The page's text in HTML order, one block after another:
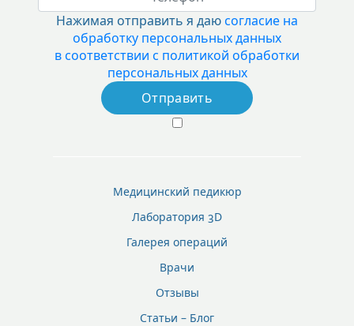
Нажимая отправить я даюсогласие на
обработку персональных данных
в соответствии с политикой обработки
персональных данных
Медицинский педикюр
Лаборатория 3D
Галерея операций
Врачи
Отзывы
Статьи – Блог